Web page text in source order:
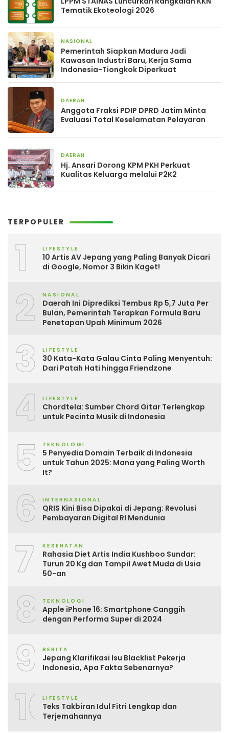
Tematik Ekoteologi 2026
NASIONAL
Pemerintah Siapkan Madura Jadi
Kawasan Industri Baru, Kerja Sama
Indonesia-Tiongkok Diperkuat
DAERAH
Anggota Fraksi PDIP DPRD Jatim Minta
Evaluasi Total Keselamatan Pelayaran
DAERAH
Hj. Ansari Dorong KPM PKH Perkuat
Kualitas Keluarga melalui P2K2
TERPOPULER
1 LIFESTYLE
10 Artis AV Jepang yang Paling Banyak Dicari
di Google, Nomor 3 Bikin Kaget!
2 NASIONAL
Daerah Ini Diprediksi Tembus Rp 5,7 Juta Per
Bulan, Pemerintah Terapkan Formula Baru
Penetapan Upah Minimum 2026
3 LIFESTYLE
30 Kata-Kata Galau Cinta Paling Menyentuh:
Dari Patah Hati hingga Friendzone
4 LIFESTYLE
Chordtela: Sumber Chord Gitar Terlengkap
untuk Pecinta Musik di Indonesia
5 TEKNOLOGI
5 Penyedia Domain Terbaik di Indonesia
untuk Tahun 2025: Mana yang Paling Worth
It?
6 INTERNASIONAL
QRIS Kini Bisa Dipakai di Jepang: Revolusi
Pembayaran Digital RI Mendunia
7 KESEHATAN
Rahasia Diet Artis India Kushboo Sundar:
Turun 20 Kg dan Tampil Awet Muda di Usia
50-an
8 TEKNOLOGI
Apple iPhone 16: Smartphone Canggih
dengan Performa Super di 2024
9 BERITA
Jepang Klarifikasi Isu Blacklist Pekerja
Indonesia, Apa Fakta Sebenarnya?
10LIFESTYLE
Teks Takbiran Idul Fitri Lengkap dan
Terjemahannya